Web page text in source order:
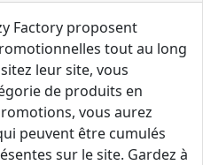
Factory proposent
tout au long
leur site, vous
de produits en
vous aurez
peuvent être cumulés
sur le site. Gardez à